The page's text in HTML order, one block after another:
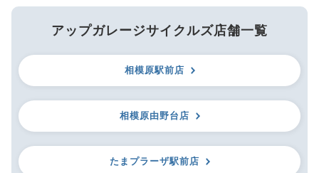
アップガレージサイクルズ店舗一覧
相模原駅前店
相模原由野台店
たまプラーザ駅前店